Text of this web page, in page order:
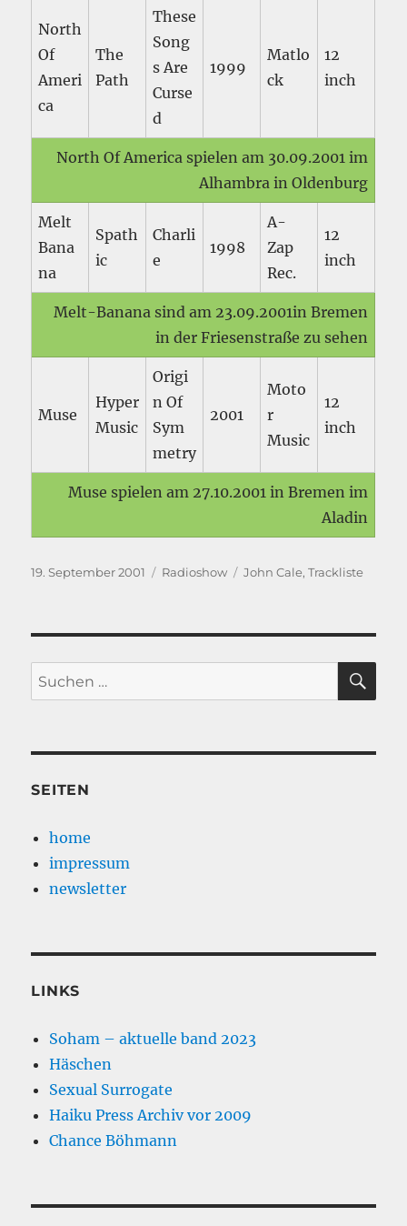
North
Of
Ameri
ca
The
Path
These
Song
s Are
Curse
d
1999
Matlo
ck
12
inch
North Of America spielen am 30.09.2001 im
Alhambra in Oldenburg
Melt
Bana
na
Spath
ic
Charli
e
1998
A-
Zap
Rec.
12
inch
Melt-Banana sind am 23.09.2001in Bremen
in der Friesenstraße zu sehen
Muse
Hyper
Music
Origi
n Of
Sym
metry
2001
Moto
r
Music
12
inch
Muse spielen am 27.10.2001 in Bremen im
Aladin
Veröffentlicht
19. September 2001 Kategorien
Radioshow Schlagwörter
John Cale,Trackliste
Suche
nach:
SEITEN
home
impressum
newsletter
LINKS
Soham – aktuelle band 2023
Häschen
Sexual Surrogate
Haiku Press Archiv vor 2009
Chance Böhmann